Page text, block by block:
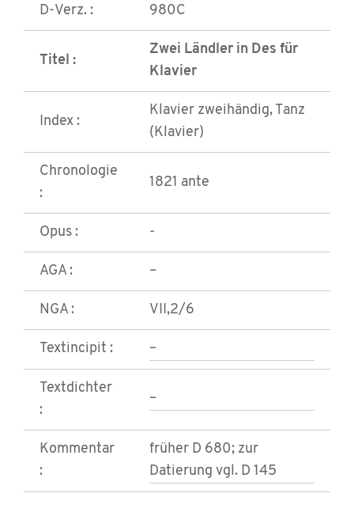
D-Verz. : 980C
Titel :
Zwei Ländler in Des für
Klavier
Index :
Klavier zweihändig, Tanz
(Klavier)
Chronologie
:
1821 ante
Opus : -
AGA : –
NGA : VII,2/6
Textincipit : –
Textdichter
:
–
Kommentar
:
früher D 680; zur
Datierung vgl. D 145